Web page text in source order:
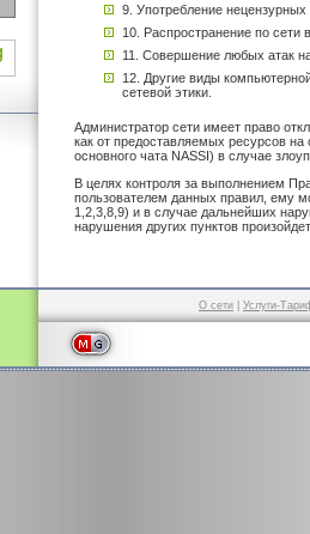
9. Употребление нецензурных
10. Распространение по сети
11. Совершение любых атак
12. Другие виды
сетевой этики.
Администратор сети имеет право
как от предоставляемых ресурсов
основного чата NASSI) в случае
В целях контроля за выполнением
пользователем данных правил, ему
1,2,3,8,9) и в случае дальнейших
нарушения других пунктов
О сети Услуги-